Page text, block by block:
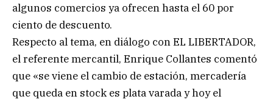
algunos comercios ya ofrecen hasta el 60 por
ciento de descuento.
Respecto al tema, en diálogo con EL LIBERTADOR,
el referente mercantil, Enrique Collantes comentó
que «se viene el cambio de estación, mercadería
que queda en stock es plata varada y hoy el